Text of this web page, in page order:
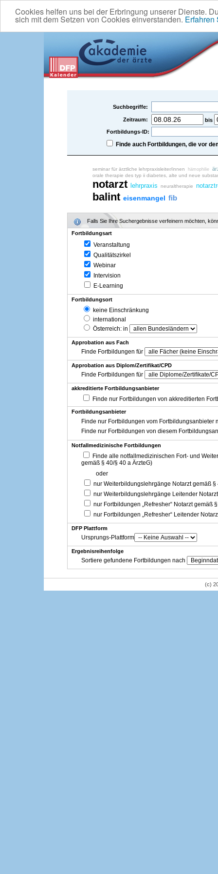
Cookies helfen uns bei der Erbringung unserer Dienste.
sich mit dem Setzen von Cookies einverstanden. Erfahren
Suchbegriffe:
Zeitraum:
bis
Fortbildungs-ID:
Finde auch Fortbildungen, die vor
seminar für ärztliche lehrpraxisleiter/innen hämophilie
orale therapie des typ ii diabetes, alte und neue
notarzt lehrpraxis neuraltherapie
balint eisenmangel fib
Falls Sie Ihre Suchergebnisse verfeinern möchten,
Fortbildungsart
Veranstaltung
Qualitätszirkel
Webinar
Intervision
E-Learning
Fortbildungsort
keine Einschränkung
international
Österreich: in
Approbation aus Fach
Finde Fortbildungen für
Approbation aus Diplom/Zertifikat/CPD
Finde Fortbildungen für
akkreditierte Fortbildungsanbieter
Finde nur Fortbildungen von akkreditierten
Fortbildungsanbieter
Finde nur Fortbildungen vom Fortbildungsanbieter
Finde nur Fortbildungen von diesem
Notfallmedizinische Fortbildungen
Finde alle notfallmedizinischen Fort- und
gemäß § 40/§ 40 a ÄrzteG)
oder
nur Weiterbildungslehrgänge Notarzt gemäß §
nur Weiterbildungslehrgänge Leitender
nur Fortbildungen „Refresher“ Notarzt gemäß
nur Fortbildungen „Refresher“ Leitender
DFP Plattform
Ursprungs-Plattform
Ergebnisreihenfolge
Sortiere gefundene Fortbildungen nach
(c)